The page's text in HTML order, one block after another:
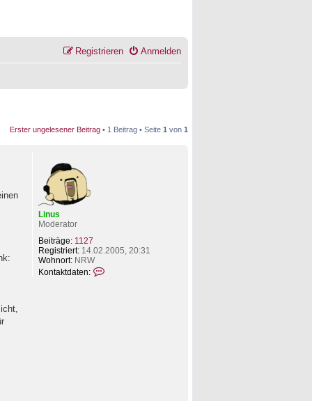
Anmelden
Registrieren
Erster ungelesener Beitrag • 1 Beitrag • Seite 1 von 1
Linus
Moderator
Beiträge: 1127
Registriert: 14.02.2005, 20:31
Wohnort: NRW
Kontaktdaten: